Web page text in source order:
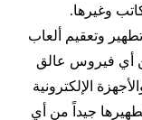
وغيرها.
وتعقيم ألعاب
أي فيروس عالق
الإلكترونية
جيداً من أي